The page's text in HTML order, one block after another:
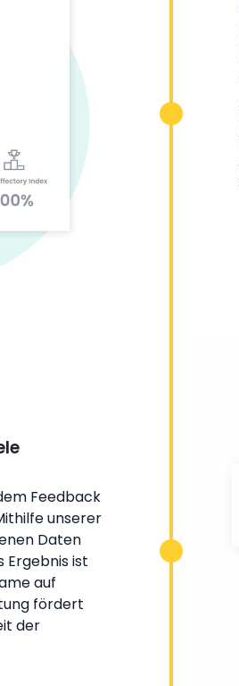
Feedback
unserer
Daten
ist
auf
fördert
der